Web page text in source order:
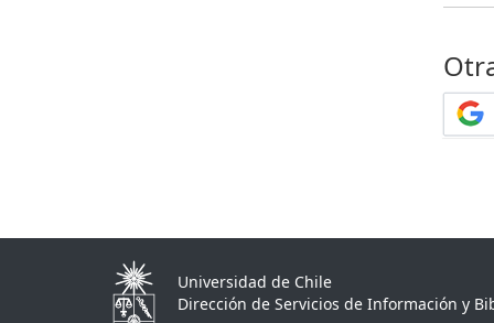
Universidad de Chile
Dirección de Servicios de Información y